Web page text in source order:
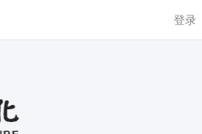
登录